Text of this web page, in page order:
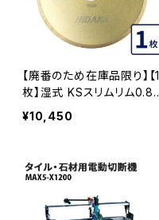
【廃番のため在庫品限り】【1
枚】湿式 KSスリムリム0.8
ダイヤモンドホイール 薄刃
〈石井超硬工具製作所 電動
-slim WSR-SLIM
¥10,450